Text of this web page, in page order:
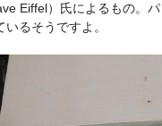
Eiffel）氏によるもの。
るそうですよ。